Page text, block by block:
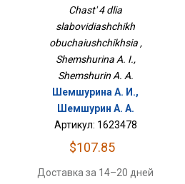
Chast' 4 dlia
slabovidiashchikh
obuchaiushchikhsia ,
Shemshurina A. I.,
Shemshurin A. A.
Шемшурина А. И.,
Шемшурин А. А.
Артикул: 1623478
$107.85
Доставка за 14–20 дней